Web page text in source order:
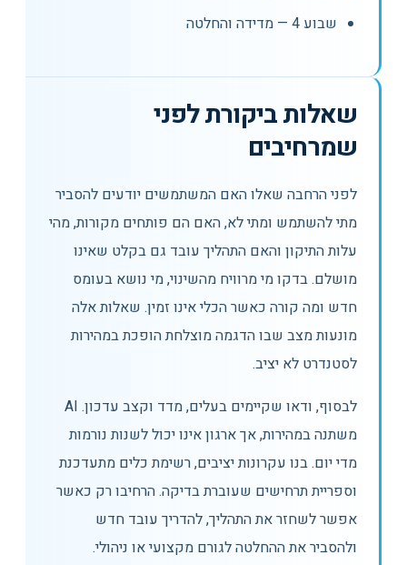
שבוע 4 — מדידה והחלטה
שאלות ביקורת לפני
שמרחיבים
לפני הרחבה שאלו האם המשתמשים יודעים להסביר
מתי להשתמש ומתי לא, האם הם פותחים מקורות, מהי
עלות התיקון והאם התהליך עובד גם בקלט שאינו
מושלם. בדקו מי מרוויח מהשינוי, מי נושא בעומס
חדש ומה קורה כאשר הכלי אינו זמין. שאלות אלה
מונעות מצב שבו הדגמה מוצלחת הופכת במהירות
לסטנדרט לא יציב.
לבסוף, ודאו שקיימים בעלים, מדד וקצב עדכון. AI
משתנה במהירות, אך ארגון אינו יכול לשנות נורמות
מדי יום. בנו עקרונות יציבים, רשימת כלים מתעדכנת
וספריית תרחישים שעוברת בדיקה. הרחיבו רק כאשר
אפשר לשחזר את התהליך, להדריך עובד חדש
ולהסביר את ההחלטה לגורם מקצועי או ניהולי.